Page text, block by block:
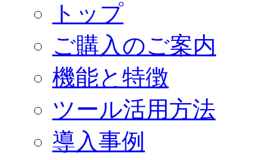
トップ
ご購入のご案内
機能と特徴
ツール活用方法
導入事例